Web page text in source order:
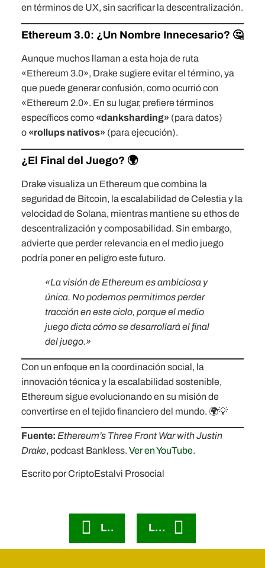
en términos de UX, sin sacrificar la descentralización.
Ethereum 3.0: ¿Un Nombre Innecesario? 🤔
Aunque muchos llaman a esta hoja de ruta
«Ethereum 3.0», Drake sugiere evitar el término, ya
que puede generar confusión, como ocurrió con
«Ethereum 2.0». En su lugar, prefiere términos
específicos como «danksharding» (para datos)
o «rollups nativos» (para ejecución).
¿El Final del Juego? 🌍
Drake visualiza un Ethereum que combina la
seguridad de Bitcoin, la escalabilidad de Celestia y la
velocidad de Solana, mientras mantiene su ethos de
descentralización y composabilidad. Sin embargo,
advierte que perder relevancia en el medio juego
podría poner en peligro este futuro.
«La visión de Ethereum es ambiciosa y
única. No podemos permitirnos perder
tracción en este ciclo, porque el medio
juego dicta cómo se desarrollará el final
del juego.»
Con un enfoque en la coordinación social, la
innovación técnica y la escalabilidad sostenible,
Ethereum sigue evolucionando en su misión de
convertirse en el tejido financiero del mundo. 🌍💡
Fuente: Ethereum’s Three Front War with Justin
Drake, podcast Bankless. Ver en YouTube.
Escrito por CriptoEstalvi Prosocial
Leer anterior Blog Leer siguiente Blog